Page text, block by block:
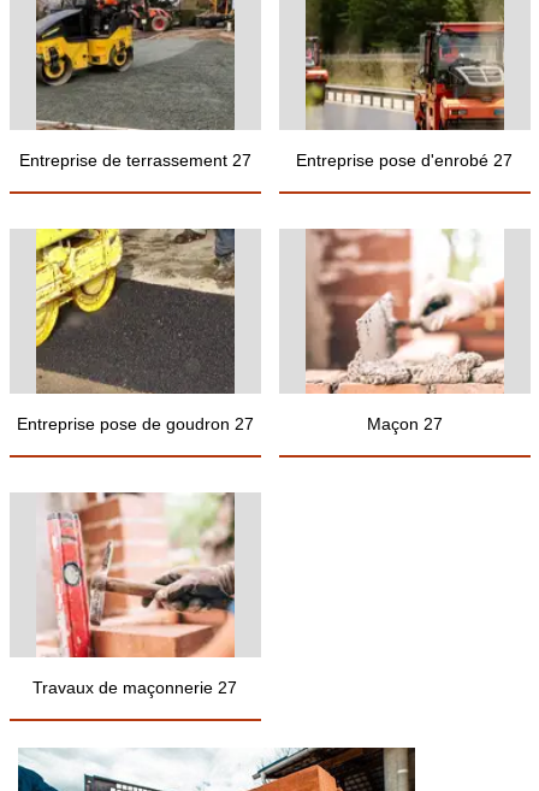
Entreprise de terrassement 27 Entreprise pose d'enrobé 27
Entreprise pose de goudron 27 Maçon 27
Travaux de maçonnerie 27